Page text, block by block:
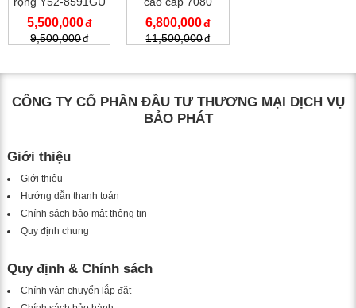
5,500,000
9,500,000
6,800,000
11,500,000
CÔNG TY CỔ PHẦN ĐẦU TƯ THƯƠNG MẠI DỊCH VỤ
BẢO PHÁT
Giới thiệu
Giới thiệu
Hướng dẫn thanh toán
Chính sách bảo mật thông tin
Quy định chung
Quy định & Chính sách
Chính vận chuyển lắp đặt